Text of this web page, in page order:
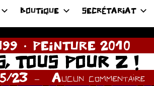
BOUTIQUE SECRÉTARIAT
PEINTURE 2010
TOUS POUR Z !
23 Aucun commentaire